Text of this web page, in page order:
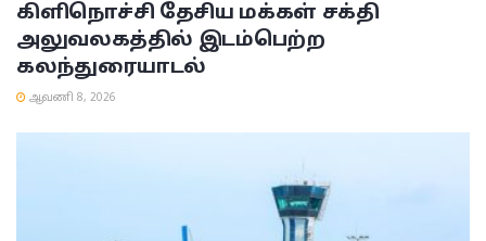
கிளிநொச்சி தேசிய மக்கள் சக்தி
அலுவலகத்தில் இடம்பெற்ற
கலந்துரையாடல்
ஆவணி 8, 2026